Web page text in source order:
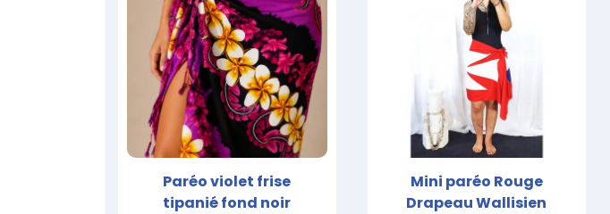
Paréo violet frise
tipanié fond noir
Mini paréo Rouge
Drapeau Wallisien